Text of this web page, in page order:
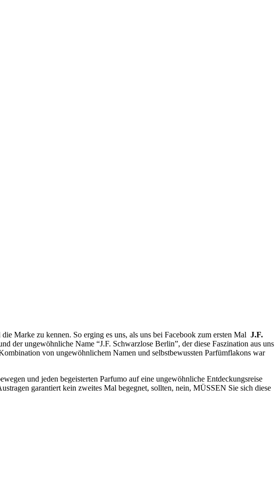
Marke zu kennen. So erging es uns, als uns bei Facebook zum ersten Mal J.F.
der ungewöhnliche Name “J.F. Schwarzlose Berlin”, der diese Faszination aus uns
von ungewöhnlichem Namen und selbstbewussten Parfümflakons war
und jeden begeisterten Parfumo auf eine ungewöhnliche Entdeckungsreise
garantiert kein zweites Mal begegnet, sollten, nein, MÜSSEN Sie sich diese